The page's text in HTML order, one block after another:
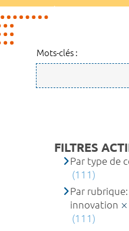
Mots-clés :
FILTRES
Par type de
(111)
Par
innovation
(111)